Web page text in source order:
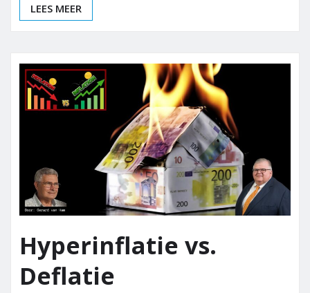
LEES MEER
Hyperinflatie vs.
Deflatie